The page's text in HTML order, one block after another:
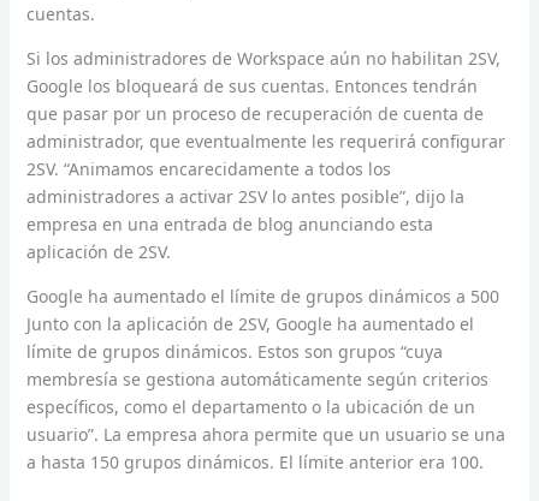
cuentas.
Si los administradores de Workspace aún no habilitan 2SV,
Google los bloqueará de sus cuentas. Entonces tendrán
que pasar por un proceso de recuperación de cuenta de
administrador, que eventualmente les requerirá configurar
2SV. “Animamos encarecidamente a todos los
administradores a activar 2SV lo antes posible”, dijo la
empresa en una entrada de blog anunciando esta
aplicación de 2SV.
Google ha aumentado el límite de grupos dinámicos a 500
Junto con la aplicación de 2SV, Google ha aumentado el
límite de grupos dinámicos. Estos son grupos “cuya
membresía se gestiona automáticamente según criterios
específicos, como el departamento o la ubicación de un
usuario”. La empresa ahora permite que un usuario se una
a hasta 150 grupos dinámicos. El límite anterior era 100.